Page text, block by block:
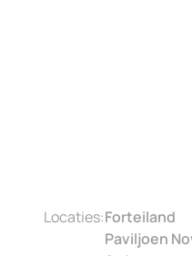
Locaties:Forteiland
Paviljoen